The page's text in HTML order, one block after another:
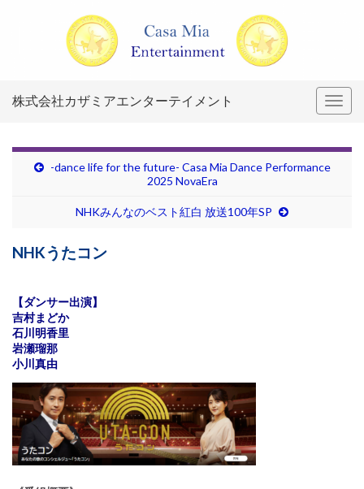
株式会社カザミアエンターテイメント
-dance life for the future- Casa Mia Dance Performance
2025 NovaEra
NHKみんなのベスト紅白 放送100年SP
NHKうたコン
【ダンサー出演】
吉村まどか
石川明香里
岩瀬瑠那
小川真由